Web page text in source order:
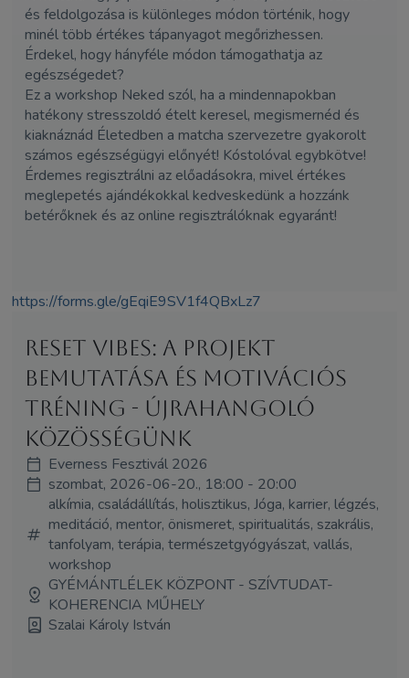
és feldolgozása is különleges módon történik, hogy
minél több értékes tápanyagot megőrizhessen.
Érdekel, hogy hányféle módon támogathatja az
egészségedet?
Ez a workshop Neked szól, ha a mindennapokban
hatékony stresszoldó ételt keresel, megismernéd és
kiaknáznád Életedben a matcha szervezetre gyakorolt
számos egészségügyi előnyét! Kóstolóval egybkötve!
Érdemes regisztrálni az előadásokra, mivel értékes
meglepetés ajándékokkal kedveskedünk a hozzánk
betérőknek és az online regisztrálóknak egyaránt!
https://forms.gle/gEqiE9SV1f4QBxLz7
Reset Vibes: a projekt
bemutatása és motivációs
tréning - újrahangoló
közösségünk
Everness Fesztivál 2026
szombat, 2026-06-20., 18:00 - 20:00
alkímia, családállítás, holisztikus, Jóga, karrier, légzés,
meditáció, mentor, önismeret, spiritualitás, szakrális,
tanfolyam, terápia, természetgyógyászat, vallás,
workshop
GYÉMÁNTLÉLEK KÖZPONT - SZÍVTUDAT-
KOHERENCIA MŰHELY
Szalai Károly István